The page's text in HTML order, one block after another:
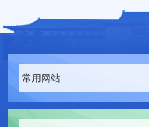
常用网站